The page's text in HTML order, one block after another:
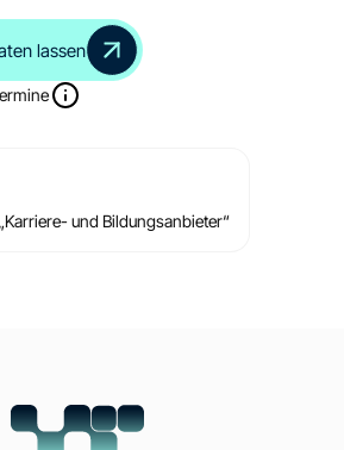
lassen
und Bildungsanbieter“